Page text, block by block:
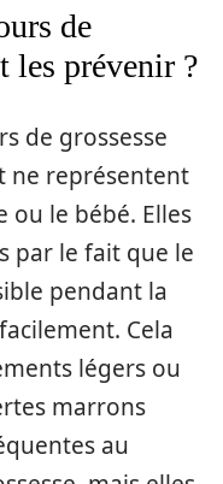
de
les prévenir ?
de grossesse
ne représentent
ou le bébé. Elles
par le fait que le
pendant la
Cela
légers ou
marrons
au